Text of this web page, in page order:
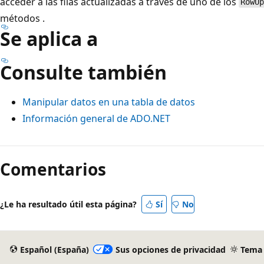
métodos .
Se aplica a
Consulte también
Manipular datos en una tabla de datos
Información general de ADO.NET
Modo
de
lectura
Comentarios
¿Le ha resultado útil esta página? Sí No
Español (España) Sus opciones de privacidad Tema